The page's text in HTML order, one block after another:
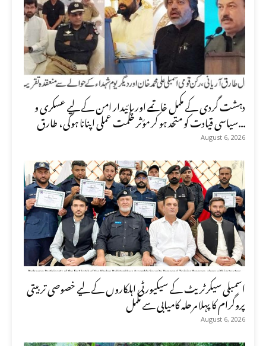
دہشت گردی کے مکمل خاتمے اور پائیدار امن کے لیے عسکری و
سیاسی قیادت کو متحد ہو کر مؤثر حکمت عملی اپنانا ہوگی، طارق...
August 6, 2026
اسمبلی سیکرٹریٹ کے سیکیورٹی اہلکاروں کے لیے خصوصی تربیتی
پروگرام کا پہلا مرحلہ کامیابی سے مکمل
August 6, 2026